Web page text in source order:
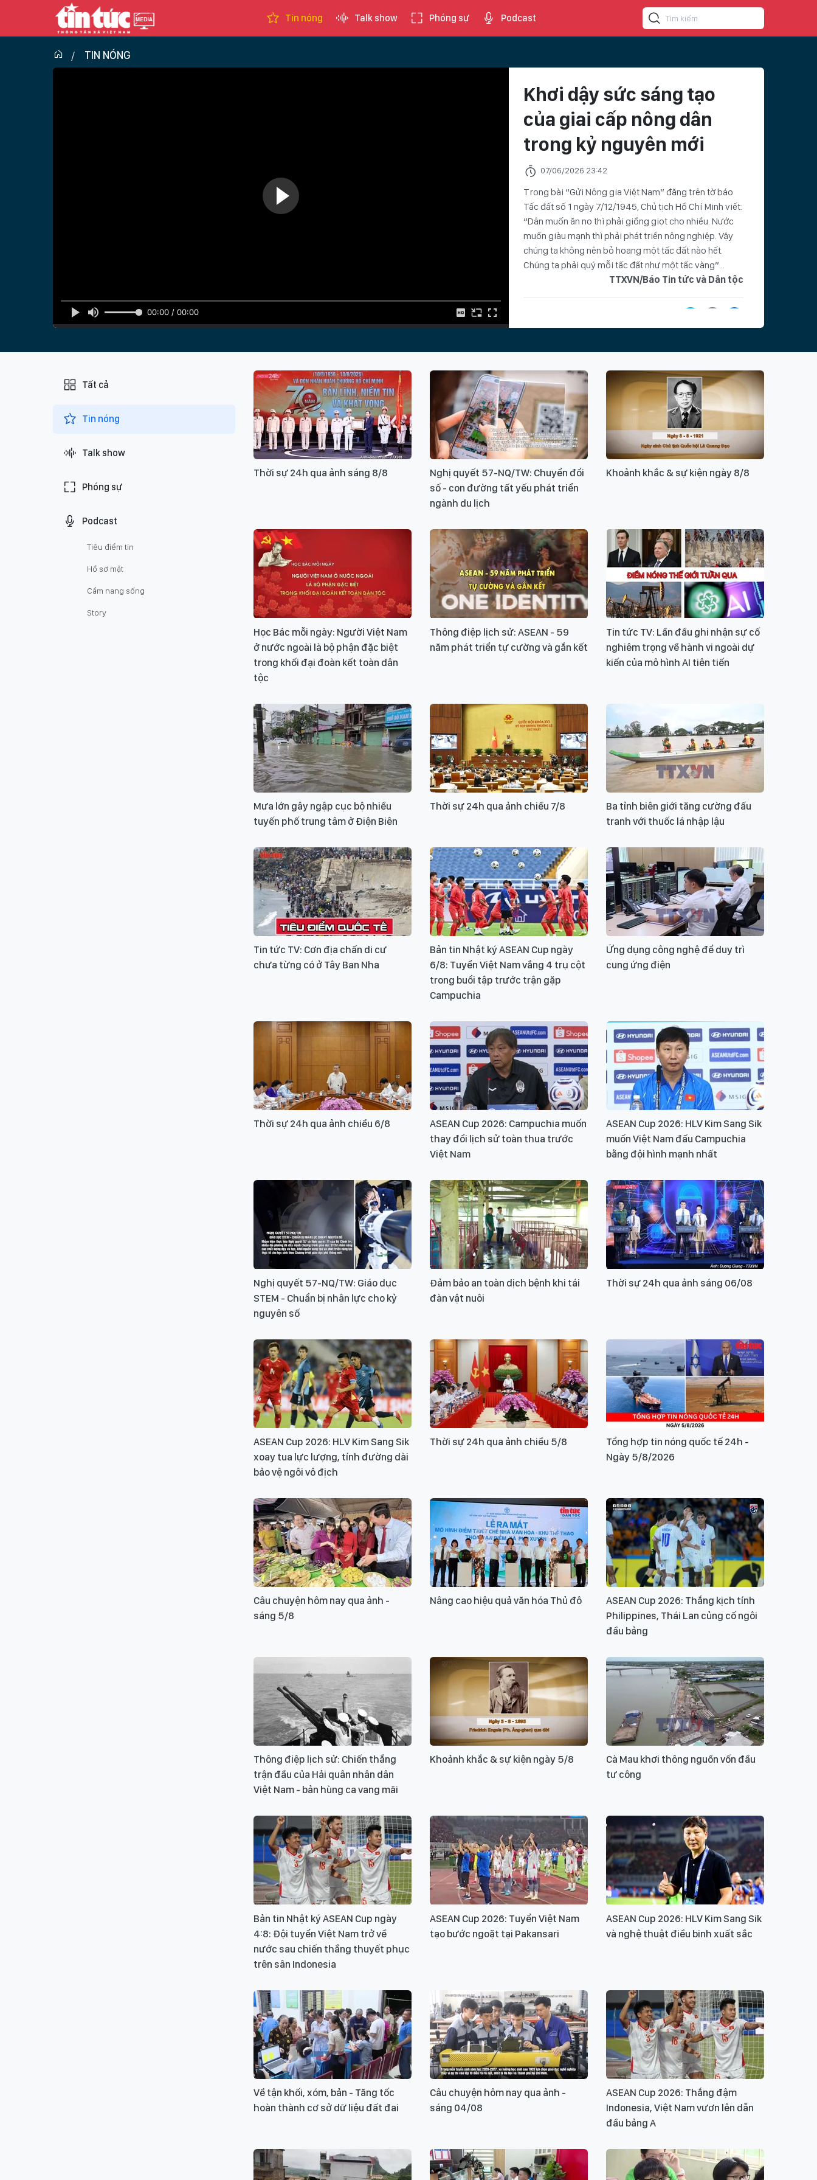
Tin nóng Talk show Phóng sự Podcast
TIN NÓNG
00:00 / 00:00
Khơi dậy sức sáng tạo
của giai cấp nông dân
trong kỷ nguyên mới
07/06/2026 23:42
Trong bài “Gửi Nông gia Việt Nam” đăng trên tờ báo
Tấc đất số 1 ngày 7/12/1945, Chủ tịch Hồ Chí Minh viết:
“Dân muốn ăn no thì phải giồng giọt cho nhiều. Nước
muốn giàu mạnh thì phải phát triển nông nghiệp. Vậy
chúng ta không nên bỏ hoang một tấc đất nào hết.
Chúng ta phải quý mỗi tấc đất như một tấc vàng”...
TTXVN/Báo Tin tức và Dân tộc
tờ báo Tấc đất Chủ tịch Hồ Chí Minh
giai cấp nông dân
Ý KIẾN BẠN ĐỌC
Xin vui lòng gõ tiếng Việt có dấu GỬI BÌNH LUẬN
Tất cả
Tin nóng
Talk show
Phóng sự
Podcast
Tiêu điểm tin
Hồ sơ mật
Cẩm nang sống
Story
Thời sự 24h qua ảnh sáng 8/8
Nghị quyết 57-NQ/TW: Chuyển đổi
số - con đường tất yếu phát triển
ngành du lịch
Khoảnh khắc & sự kiện ngày 8/8
Học Bác mỗi ngày: Người Việt Nam
ở nước ngoài là bộ phận đặc biệt
trong khối đại đoàn kết toàn dân
tộc
Thông điệp lịch sử: ASEAN - 59
năm phát triển tự cường và gắn kết
Tin tức TV: Lần đầu ghi nhận sự cố
nghiêm trọng về hành vi ngoài dự
kiến của mô hình AI tiên tiến
Mưa lớn gây ngập cục bộ nhiều
tuyến phố trung tâm ở Điện Biên
Thời sự 24h qua ảnh chiều 7/8
Ba tỉnh biên giới tăng cường đấu
tranh với thuốc lá nhập lậu
Tin tức TV: Cơn địa chấn di cư
chưa từng có ở Tây Ban Nha
Bản tin Nhật ký ASEAN Cup ngày
6/8: Tuyển Việt Nam vắng 4 trụ cột
trong buổi tập trước trận gặp
Campuchia
Ứng dụng công nghệ để duy trì
cung ứng điện
Thời sự 24h qua ảnh chiều 6/8
ASEAN Cup 2026: Campuchia muốn
thay đổi lịch sử toàn thua trước
Việt Nam
ASEAN Cup 2026: HLV Kim Sang Sik
muốn Việt Nam đấu Campuchia
bằng đội hình mạnh nhất
Nghị quyết 57-NQ/TW: Giáo dục
STEM - Chuẩn bị nhân lực cho kỷ
nguyên số
Đảm bảo an toàn dịch bệnh khi tái
đàn vật nuôi
Thời sự 24h qua ảnh sáng 06/08
ASEAN Cup 2026: HLV Kim Sang Sik
xoay tua lực lượng, tính đường dài
bảo vệ ngôi vô địch
Thời sự 24h qua ảnh chiều 5/8
Tổng hợp tin nóng quốc tế 24h -
Ngày 5/8/2026
Câu chuyện hôm nay qua ảnh -
sáng 5/8
Nâng cao hiệu quả văn hóa Thủ đô
ASEAN Cup 2026: Thắng kịch tính
Philippines, Thái Lan củng cố ngôi
đầu bảng
Thông điệp lịch sử: Chiến thắng
trận đầu của Hải quân nhân dân
Việt Nam - bản hùng ca vang mãi
Khoảnh khắc & sự kiện ngày 5/8
Cà Mau khơi thông nguồn vốn đầu
tư công
Bản tin Nhật ký ASEAN Cup ngày
4:8: Đội tuyển Việt Nam trở về
nước sau chiến thắng thuyết phục
trên sân Indonesia
ASEAN Cup 2026: Tuyển Việt Nam
tạo bước ngoặt tại Pakansari
ASEAN Cup 2026: HLV Kim Sang Sik
và nghệ thuật điều binh xuất sắc
Về tận khối, xóm, bản - Tăng tốc
hoàn thành cơ sở dữ liệu đất đai
Câu chuyện hôm nay qua ảnh -
sáng 04/08
ASEAN Cup 2026: Thắng đậm
Indonesia, Việt Nam vươn lên dẫn
đầu bảng A